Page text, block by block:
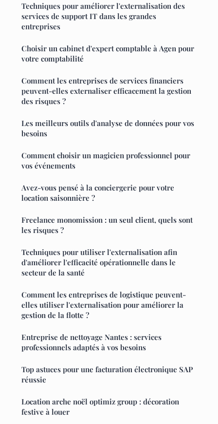
Techniques pour améliorer l'externalisation des
services de support IT dans les grandes
entreprises
Choisir un cabinet d'expert comptable à Agen pour
votre comptabilité
Comment les entreprises de services financiers
peuvent-elles externaliser efficacement la gestion
des risques ?
Les meilleurs outils d'analyse de données pour vos
besoins
Comment choisir un magicien professionnel pour
vos événements
Avez-vous pensé à la conciergerie pour votre
location saisonnière ?
Freelance monomission : un seul client, quels sont
les risques ?
Techniques pour utiliser l'externalisation afin
d'améliorer l'efficacité opérationnelle dans le
secteur de la santé
Comment les entreprises de logistique peuvent-
elles utiliser l'externalisation pour améliorer la
gestion de la flotte ?
Entreprise de nettoyage Nantes : services
professionnels adaptés à vos besoins
Top astuces pour une facturation électronique SAP
réussie
Location arche noël optimiz group : décoration
festive à louer